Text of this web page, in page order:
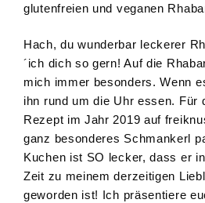
glutenfreien und veganen
Hach, du wunderbar leckerer
´ich dich so gern! Auf die
mich immer besonders. Wenn
ihn rund um die Uhr essen. Für
Rezept im Jahr 2019 auf
ganz besonderes Schmankerl
Kuchen ist SO lecker, dass er
Zeit zu meinem derzeitigen
geworden ist! Ich präsentiere